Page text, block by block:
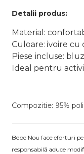
Detalii produs:
Material:
Culoare: ivoire cu
Piese incluse:
Ideal pentru
Compozitie: 95%
Bebe Nou face eforturi
responsabilă aduce